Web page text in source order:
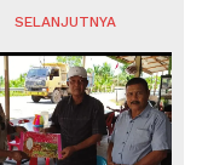
SELANJUTNYA